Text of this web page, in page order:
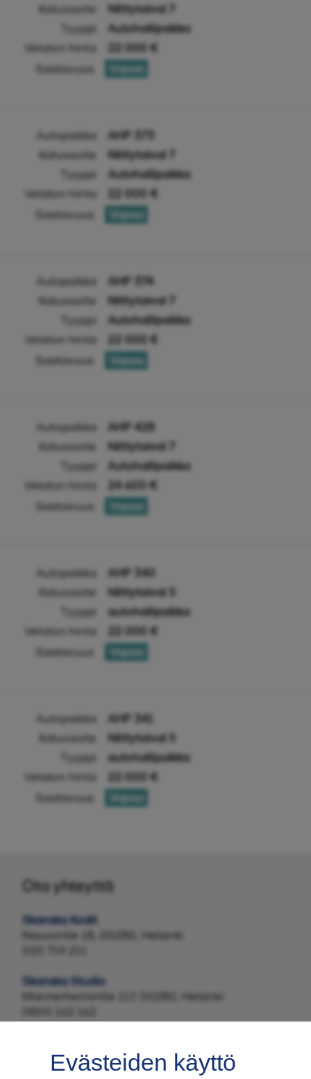
Katuosoite
Niittytaival 7
Tyyppi
Autohallipaikka
Velaton hinta
22 000 €
Saatavuus
Vapaa
Autopaikka
AHP 373
Katuosoite
Niittytaival 7
Tyyppi
Autohallipaikka
Velaton hinta
22 000 €
Saatavuus
Vapaa
Autopaikka
AHP 374
Katuosoite
Niittytaival 7
Tyyppi
Autohallipaikka
Velaton hinta
22 000 €
Saatavuus
Vapaa
Autopaikka
AHP 428
Katuosoite
Niittytaival 7
Tyyppi
Autohallipaikka
Velaton hinta
24 600 €
Saatavuus
Vapaa
Autopaikka
AHP 340
Katuosoite
Niittytaival 5
Tyyppi
autohallipaikka
Velaton hinta
22 000 €
Saatavuus
Vapaa
Autopaikka
AHP 341
Katuosoite
Niittytaival 5
Tyyppi
autohallipaikka
Velaton hinta
22 000 €
Saatavuus
Vapaa
Ota yhteyttä
Skanska Kodit
Nauvontie 18, 00280, Helsinki
Skanska Studio
Mannerheimintie 117, 00280, Helsinki
0800 162 162
Evästeiden käyttö